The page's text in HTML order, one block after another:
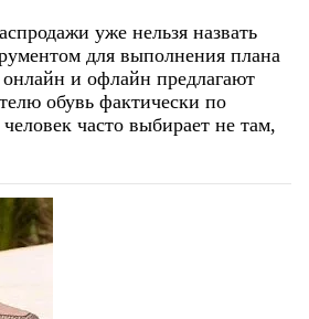
уже нельзя назвать
для выполнения плана
и офлайн предлагают
обувь фактически по
часто выбирает не там,